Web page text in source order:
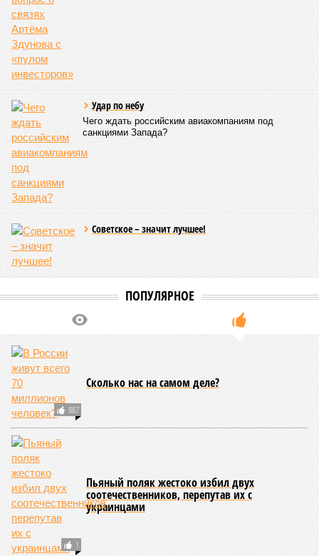
Удар по небу
Чего ждать российским авиакомпаниям под
санкциями Запада?
Советское – значит лучшее!
ПОПУЛЯРНОЕ
887
Сколько нас на самом деле?
1
Пьяный поляк жестоко избил двух
соотечественников, перепутав их с
украинцами